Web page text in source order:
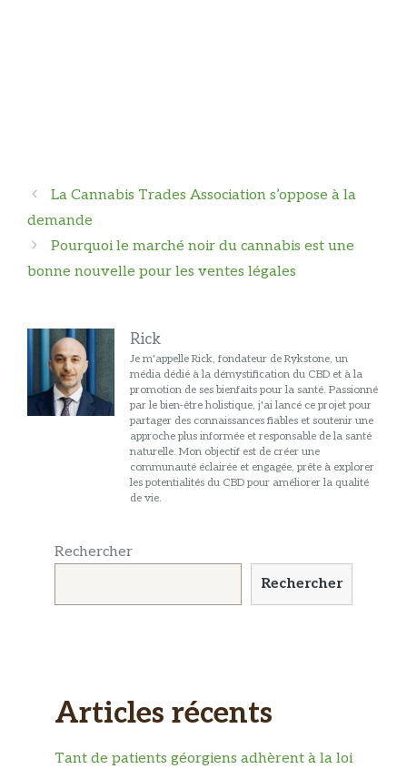
Navigation
des
articles
La Cannabis Trades Association s’oppose à la
demande
Pourquoi le marché noir du cannabis est une
bonne nouvelle pour les ventes légales
Rick
Je m'appelle Rick, fondateur de Rykstone, un
média dédié à la démystification du CBD et à la
promotion de ses bienfaits pour la santé. Passionné
par le bien-être holistique, j'ai lancé ce projet pour
partager des connaissances fiables et soutenir une
approche plus informée et responsable de la santé
naturelle. Mon objectif est de créer une
communauté éclairée et engagée, prête à explorer
les potentialités du CBD pour améliorer la qualité
de vie.
Rechercher
Rechercher
Articles récents
Tant de patients géorgiens adhèrent à la loi